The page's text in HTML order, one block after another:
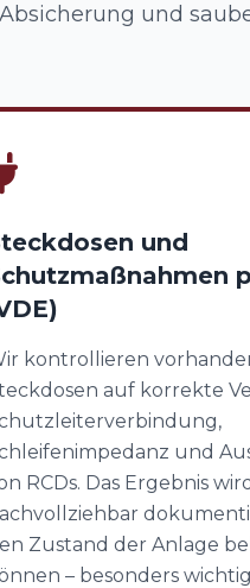
und
und
kontrollieren
auf korrekte
und
RCDs. Das Ergebnis wird
Zustand der Anlage
– besonders